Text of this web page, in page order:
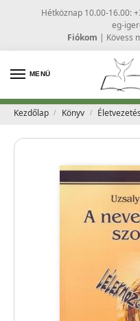
Hétköznap 10.00-16.00:
eg-
Fiókom | Kövess
MENÜ
Kezdőlap / Könyv / Életvezetés